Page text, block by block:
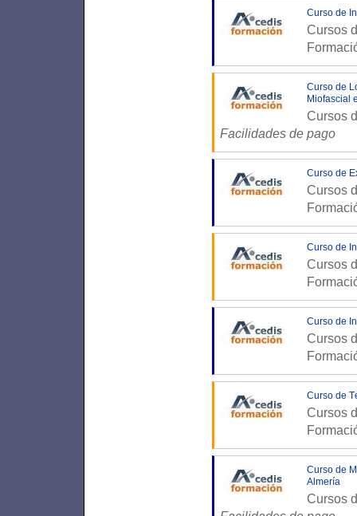
Curso de
Cursos
Curso de
Miofascial
Cursos
Facilidades de pago
Curso de
Cursos
Curso de
Cursos
Curso de
Cursos
Curso de
Cursos
Curso de
Almería
Cursos